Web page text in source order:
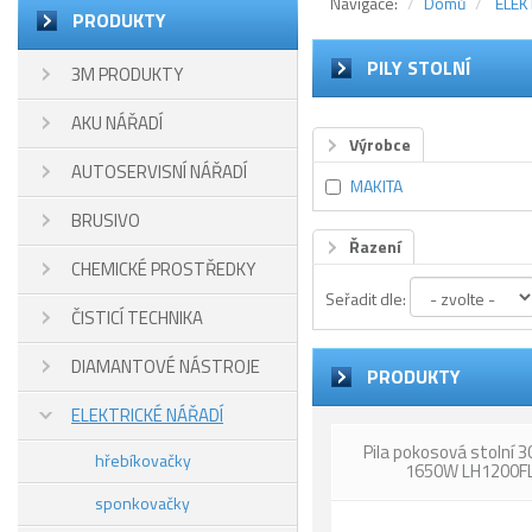
PRODUKTY
3M PRODUKTY
AKU NÁŘADÍ
AUTOSERVISNÍ NÁŘADÍ
BRUSIVO
CHEMICKÉ PROSTŘEDKY
ČISTICÍ TECHNIKA
DIAMANTOVÉ NÁSTROJE
ELEKTRICKÉ NÁŘADÍ
hřebíkovačky
sponkovačky
PILY STOLNÍ
Výrobce
MAKITA
Řazení
Seřadit dle:
PRODUKTY
Pila pokosová stolní
1650W